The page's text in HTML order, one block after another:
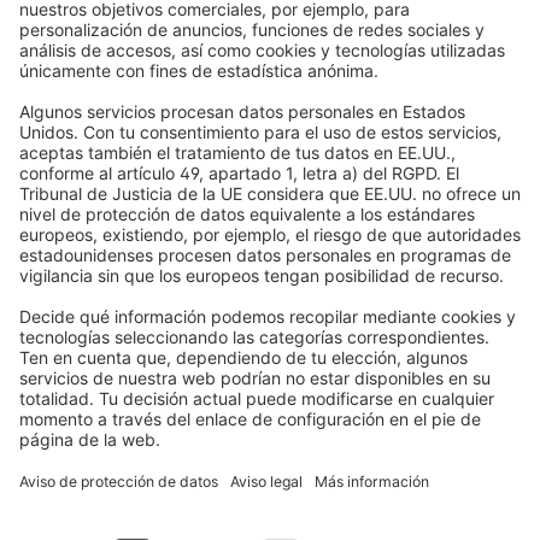
Venecianas
Motores para persianas
Mosquiteras
Toldos
Casa inteligente
Electrónica y radio
Newsletter
Plazos de entrega y envío
Condiciones de los cupones
Instrucciones de seguridad
Registros
Información obligatoria para consumidores
Lo que dicen nuestros clientes
Compra con total seguridad
Formas de pago
Socios de envío
Aviso legal
Términos y Condiciones de Uso
Privacidad y protección de datos
Información sobre la eliminación de pilas y equipos electrónicos